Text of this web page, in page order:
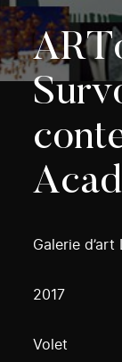
Galerie
2017
Volet